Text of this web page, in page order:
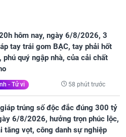
hôm nay, ngày 6/8/2026, 3
tay trái gom BẠC, tay phải hốt
phú quý ngập nhà, của cải chất
- Tử vi 58 phút trước
trúng số độc đắc đúng 300 tỷ
6/8/2026, hưởng trọn phúc lộc,
tăng vọt, công danh sự nghiệp